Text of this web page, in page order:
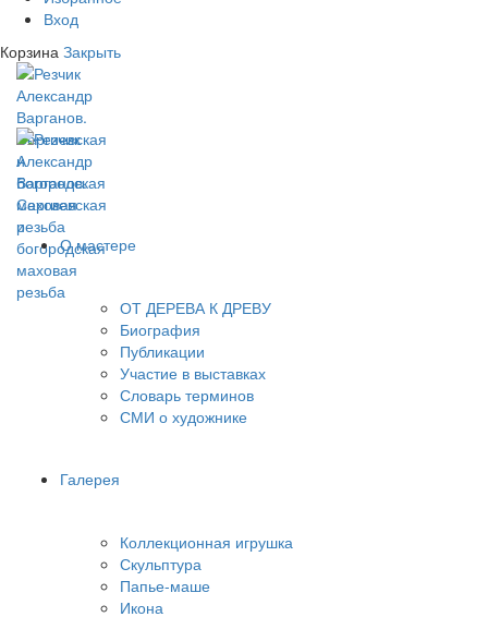
Вход
Корзина Закрыть
О мастере
ОТ ДЕРЕВА К ДРЕВУ
Биография
Публикации
Участие в выставках
Словарь терминов
СМИ о художнике
Галерея
Коллекционная игрушка
Скульптура
Папье-маше
Икона